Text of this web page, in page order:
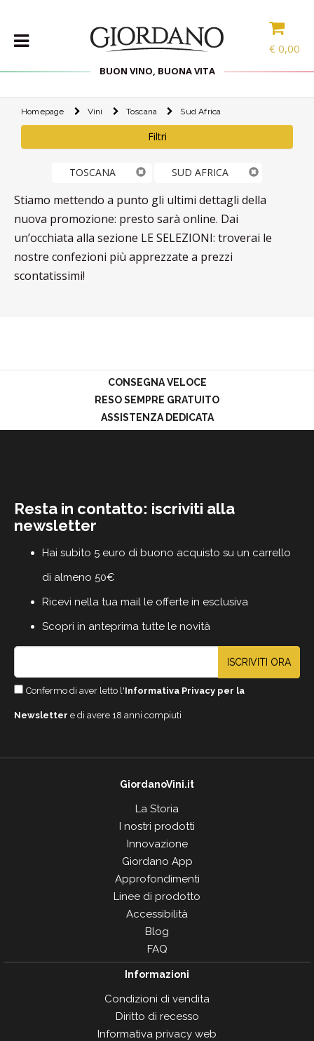
€ 0,00
BUON VINO, BUONA VITA
VINI
INTERNAZIONALE
LINEE DI
SPECIALITÀ
CONFEZIONI
SPIRITS
ACCESSORI
BLOG
Homepage Vini Toscana Sud Africa
Filtri
TOSCANA SUD AFRICA
Stiamo mettendo a punto gli ultimi dettagli della
nuova promozione: presto sarà online. Dai
un’occhiata alla sezione LE SELEZIONI: troverai le
nostre confezioni più apprezzate a prezzi
scontatissimi!
CONSEGNA VELOCE
RESO SEMPRE GRATUITO
ASSISTENZA DEDICATA
Resta in contatto: iscriviti alla
newsletter
Hai subito 5 euro di buono acquisto su un carrello
di almeno 50€
Ricevi nella tua mail le offerte in esclusiva
Scopri in anteprima tutte le novità
ISCRIVITI ORA
Confermo di aver letto l'Informativa Privacy per la
Newsletter e di avere 18 anni compiuti
GiordanoVini.it
La Storia
I nostri prodotti
Innovazione
Giordano App
Approfondimenti
Linee di prodotto
Accessibilità
Blog
FAQ
Informazioni
Condizioni di vendita
Diritto di recesso
Informativa privacy web